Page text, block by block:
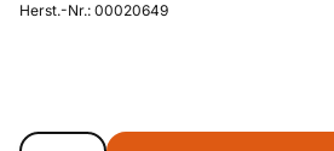
Herst.-Nr.: 00020649